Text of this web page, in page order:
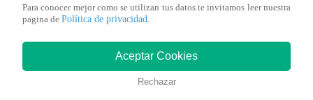
También te puede
interesar
Para conocer mejor como se utilizan tus datos te invitamos leer nuestra
pagina de Política de privacidad
Aceptar Cookies
Rechazar